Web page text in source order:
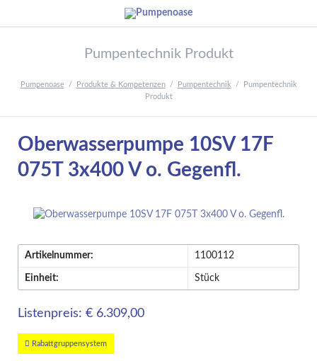
Pumpentechnik Produkt
Pumpenoase Produkte & Kompetenzen Pumpentechnik
Pumpentechnik
Produkt
Oberwasserpumpe 10SV 17F
075T 3x400 V o. Gegenfl.
Artikelnummer: 1100112
Einheit: Stück
Listenpreis: € 6.309,00
Rabattgruppensystem